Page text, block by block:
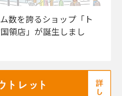
数を誇るショップ「ト
領店」が誕生しまし